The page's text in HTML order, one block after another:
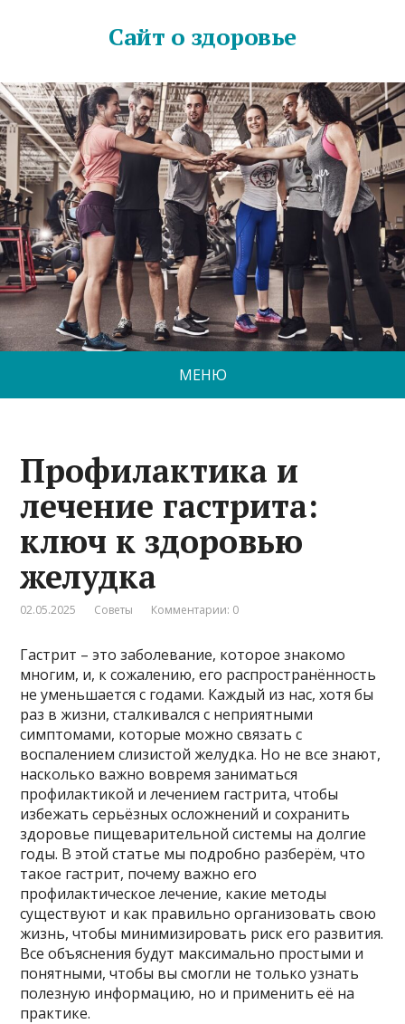
Сайт о здоровье
МЕНЮ
Профилактика и
лечение гастрита:
ключ к здоровью
желудка
02.05.2025 Советы Комментарии: 0
Гастрит – это заболевание, которое знакомо
многим, и, к сожалению, его распространённость
не уменьшается с годами. Каждый из нас, хотя бы
раз в жизни, сталкивался с неприятными
симптомами, которые можно связать с
воспалением слизистой желудка. Но не все знают,
насколько важно вовремя заниматься
профилактикой и лечением гастрита, чтобы
избежать серьёзных осложнений и сохранить
здоровье пищеварительной системы на долгие
годы. В этой статье мы подробно разберём, что
такое гастрит, почему важно его
профилактическое лечение, какие методы
существуют и как правильно организовать свою
жизнь, чтобы минимизировать риск его развития.
Все объяснения будут максимально простыми и
понятными, чтобы вы смогли не только узнать
полезную информацию, но и применить её на
практике.